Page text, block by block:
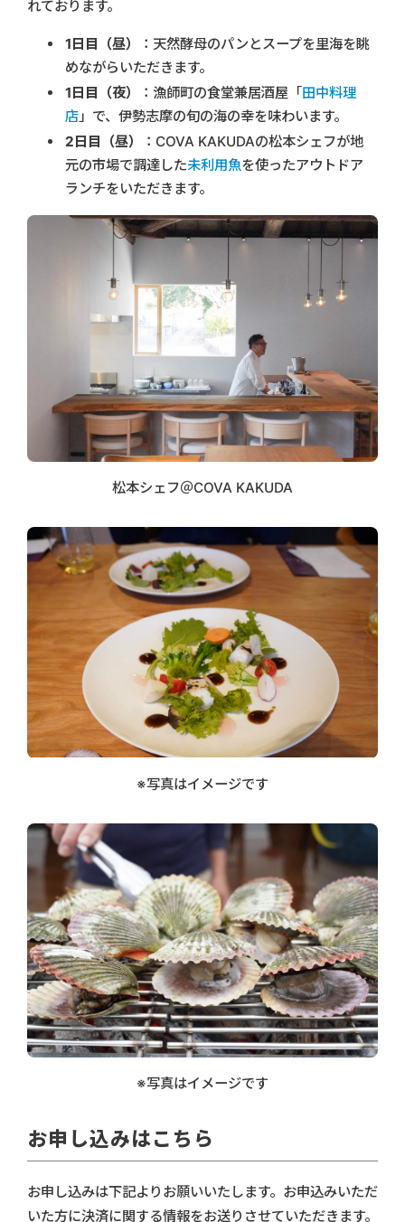
れております。
1日目（昼）
：天然酵母のパンとスープを里海を眺
めながらいただきます。
1日目（夜）
：漁師町の食堂兼居酒屋「田中料理
店」で、伊勢志摩の旬の海の幸を味わいます。
2日目（昼）
：COVA KAKUDAの松本シェフが地
元の市場で調達した未利用魚を使ったアウトドア
ランチをいただきます。
松本シェフ＠COVA KAKUDA
※写真はイメージです
※写真はイメージです
お申し込みはこちら
お申し込みは下記よりお願いいたします。お申込みいただ
いた方に決済に関する情報をお送りさせていただきます。